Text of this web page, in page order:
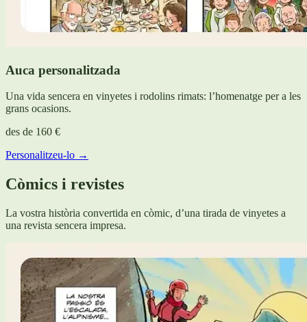
Auca personalitzada
Una vida sencera en vinyetes i rodolins rimats: l’homenatge per a les
grans ocasions.
des de 160 €
Personalitzeu-lo →
Còmics i revistes
La vostra història convertida en còmic, d’una tirada de vinyetes a
una revista sencera impresa.